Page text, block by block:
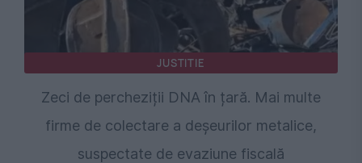
JUSTITIE
Zeci de percheziții DNA în țară. Mai multe
firme de colectare a deșeurilor metalice,
suspectate de evaziune fiscală